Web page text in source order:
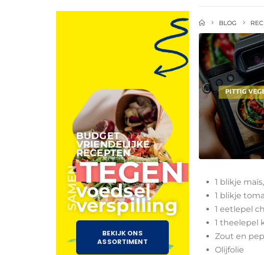
BLOG
1 blikje
1 blikje
1 eetlepel
1 theelepel
Zout en
Olijfolie
BUDGET
VRIENDELIJKE
RECEPTEN
SAMENTEGEN
voedsel
verspilling
BEKIJK ONS
ASSORTIMENT